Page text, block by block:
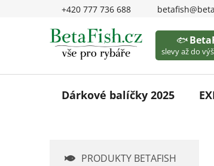
+420 777 736 688
🐟
slevy až do
Dárkové balíčky 2025
PRODUKTY BETAFISH